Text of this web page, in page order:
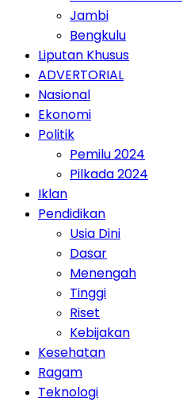
Jambi
Bengkulu
Liputan Khusus
ADVERTORIAL
Nasional
Ekonomi
Politik
Pemilu 2024
Pilkada 2024
Iklan
Pendidikan
Usia Dini
Dasar
Menengah
Tinggi
Riset
Kebijakan
Kesehatan
Ragam
Teknologi